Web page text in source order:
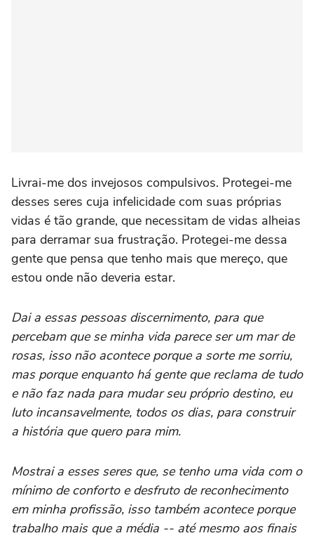
Livrai-me dos invejosos compulsivos. Protegei-me
desses seres cuja infelicidade com suas próprias
vidas é tão grande, que necessitam de vidas alheias
para derramar sua frustração. Protegei-me dessa
gente que pensa que tenho mais que mereço, que
estou onde não deveria estar.
Dai a essas pessoas discernimento, para que
percebam que se minha vida parece ser um mar de
rosas, isso não acontece porque a sorte me sorriu,
mas porque enquanto há gente que reclama de tudo
e não faz nada para mudar seu próprio destino, eu
luto incansavelmente, todos os dias, para construir
a história que quero para mim.
Mostrai a esses seres que, se tenho uma vida com o
mínimo de conforto e desfruto de reconhecimento
em minha profissão, isso também acontece porque
trabalho mais que a média -- até mesmo aos finais